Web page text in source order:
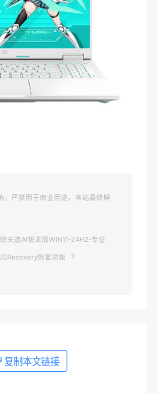
，严禁用于商业用途，本站最终解
天选AI锐龙版WIN11-24H2-专业
恢复功能
复制本文链接